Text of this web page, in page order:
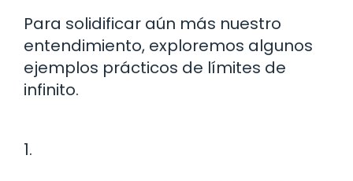
Para solidificar aún más nuestro
entendimiento, exploremos algunos
ejemplos prácticos de límites de
infinito.
1.